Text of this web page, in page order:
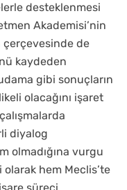
desteklenmesi
Akademisi’nin
de
kaydeden
gibi sonuçların
olacağını işaret
diyalog
olmadığına vurgu
hem Meclis’te